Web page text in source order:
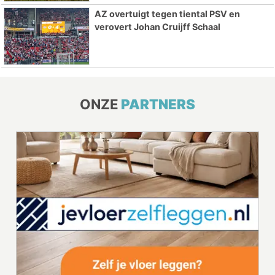
AZ overtuigt tegen tiental PSV en
verovert Johan Cruijff Schaal
ONZE PARTNERS